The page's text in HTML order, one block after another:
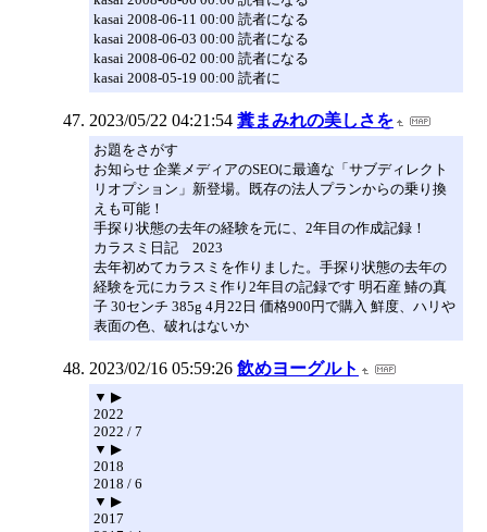
kasai 2008-06-11 00:00 読者になる
kasai 2008-06-03 00:00 読者になる
kasai 2008-06-02 00:00 読者になる
kasai 2008-05-19 00:00 読者に
2023/05/22 04:21:54 糞まみれの美しさを
お題をさがす
お知らせ 企業メディアのSEOに最適な「サブディレクト
リオプション」新登場。既存の法人プランからの乗り換
えも可能！
手探り状態の去年の経験を元に、2年目の作成記録！
カラスミ日記 2023
去年初めてカラスミを作りました。手探り状態の去年の
経験を元にカラスミ作り2年目の記録です 明石産 鰆の真
子 30センチ 385g 4月22日 価格900円で購入 鮮度、ハリや
表面の色、破れはないか
2023/02/16 05:59:26 飲めヨーグルト
▼ ▶
2022
2022 / 7
▼ ▶
2018
2018 / 6
▼ ▶
2017